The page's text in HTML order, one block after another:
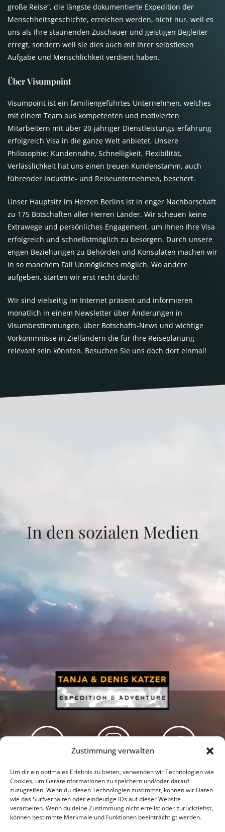
Zustimmung verwalten
Um dir ein optimales Erlebnis zu bieten, verwenden wir Technologien wie
Cookies, um Geräteinformationen zu speichern und/oder darauf
zuzugreifen. Wenn du diesen Technologien zustimmst, können wir Daten
wie das Surfverhalten oder eindeutige IDs auf dieser Website
verarbeiten. Wenn du deine Zustimmung nicht erteilst oder zurückziehst,
können bestimmte Merkmale und Funktionen beeinträchtigt werden.
große Reise“, die längste dokumentierte Expedition der
Menschheitsgeschichte, erreichen werden, nicht nur, weil es
uns als Ihre staunenden Zuschauer und geistigen Begleiter
erregt, sondern weil sie dies auch mit Ihrer selbstlosen
Aufgabe und Menschlichkeit verdient haben.
Über Visumpoint
Visumpoint ist ein familiengeführtes Unternehmen, welches
mit einem Team aus kompetenten und motivierten
Mitarbeitern mit über 20-jähriger Dienstleistungs-erfahrung
erfolgreich Visa in die ganze Welt anbietet. Unsere
Philosophie: Kundennähe, Schnelligkeit, Flexibilität,
Verlässlichkeit hat uns einen treuen Kundenstamm, auch
führender Industrie- und Reiseunternehmen, beschert.
Unser Hauptsitz im Herzen Berlins ist in enger Nachbarschaft
zu 175 Botschaften aller Herren Länder. Wir scheuen keine
Extrawege und persönliches Engagement, um Ihnen Ihre Visa
erfolgreich und schnellstmöglich zu besorgen. Durch unsere
engen Beziehungen zu Behörden und Konsulaten machen wir
in so manchem Fall Unmögliches möglich. Wo andere
aufgeben, starten wir erst recht durch!
Wir sind vielseitig im Internet präsent und informieren
monatlich in einem Newsletter über Änderungen in
Visumbestimmungen, über Botschafts-News und wichtige
Vorkommnisse in Zielländern die für Ihre Reiseplanung
relevant sein könnten. Besuchen Sie uns doch dort einmal!
In den sozialen Medien
Newsletter Podcast Facebook